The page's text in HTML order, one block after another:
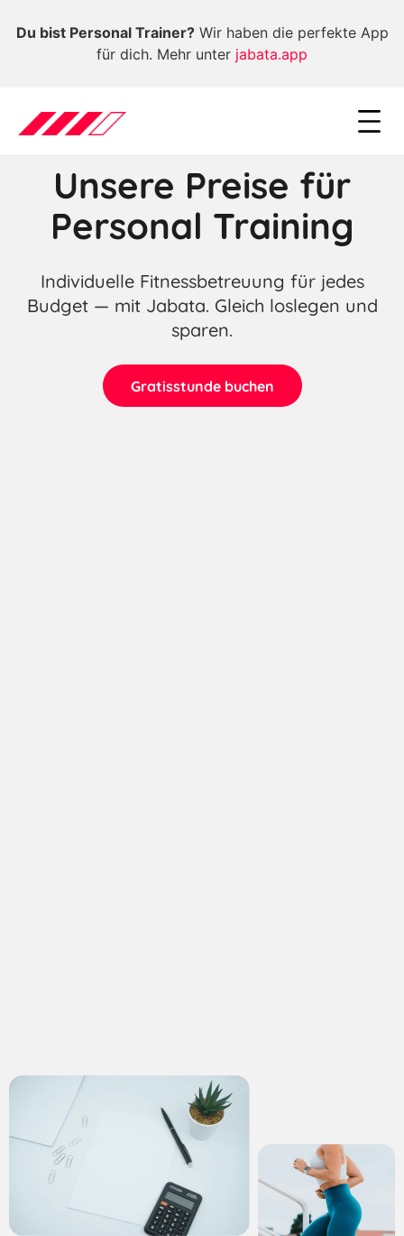
Du bist Personal Trainer?Wir haben die perfekte App
für dich. Mehr unter jabata.app
Unsere Preise für
Personal Training
Individuelle Fitnessbetreuung für jedes
Budget — mit Jabata. Gleich loslegen und
sparen.
Gratisstunde buchen